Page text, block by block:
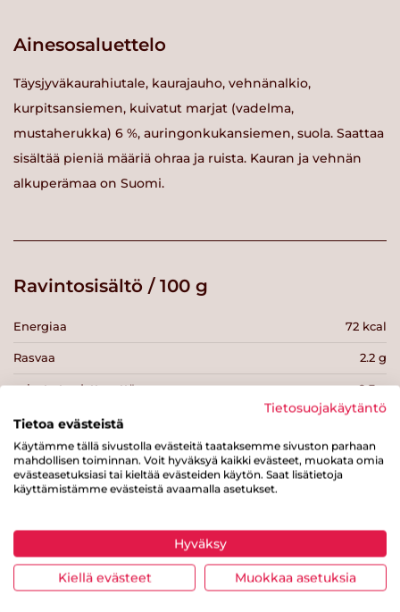
Ainesosaluettelo
Täysjyväkaurahiutale, kaurajauho, vehnänalkio,
kurpitsansiemen, kuivatut marjat (vadelma,
mustaherukka) 6 %, auringonkukansiemen, suola. Saattaa
sisältää pieniä määriä ohraa ja ruista. Kauran ja vehnän
alkuperämaa on Suomi.
Ravintosisältö / 100 g
Energiaa 72 kcal
Rasvaa 2.2 g
josta tyydyttynyttä rasvaa 0.3 g
Hiilihydraatteja
josta sokereita 1.1 g
Kuitua
Tietosuojakäytäntö
Tietoa evästeistä
Käytämme tällä sivustolla evästeitä taataksemme sivuston parhaan
mahdollisen toiminnan. Voit hyväksyä kaikki evästeet, muokata omia
evästeasetuksiasi tai kieltää evästeiden käytön. Saat lisätietoja
käyttämistämme evästeistä avaamalla asetukset.
Hyväksy
Kiellä evästeet Muokkaa asetuksia